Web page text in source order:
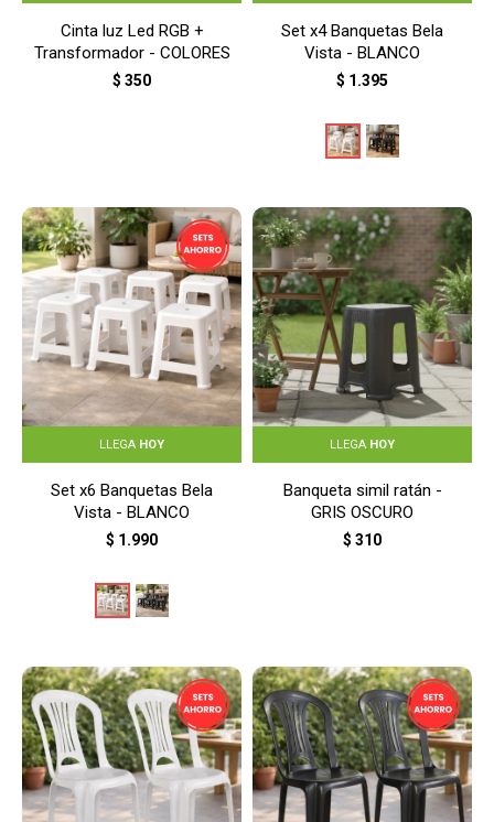
Cinta luz Led RGB +
Transformador - COLORES
$ 350
Set x4 Banquetas Bela
Vista - BLANCO
$ 1.395
LLEGA HOY
Set x6 Banquetas Bela
Vista - BLANCO
$ 1.990
LLEGA HOY
Banqueta simil ratán -
GRIS OSCURO
$ 310